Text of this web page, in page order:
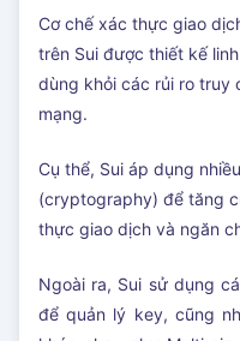
Cơ chế xác thực giao
trên Sui được thiết kế
dùng khỏi các rủi ro truy
mạng.
Cụ thể, Sui áp dụng
(cryptography) để tăng
thực giao dịch và ngăn
Ngoài ra, Sui sử dụng
để quản lý key, cũng